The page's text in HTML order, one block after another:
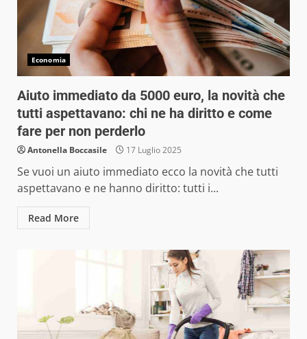
Economia
Aiuto immediato da 5000 euro, la novità che
tutti aspettavano: chi ne ha diritto e come
fare per non perderlo
Antonella Boccasile 17 Luglio 2025
Se vuoi un aiuto immediato ecco la novità che tutti
aspettavano e ne hanno diritto: tutti i...
Read More